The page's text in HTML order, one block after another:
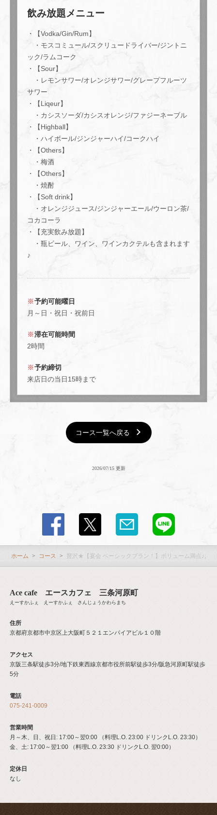
飲み放題メニュー
・【Vodka/Gin/Rum】
・モスコミュール/スクリュードライバー/ジントニ
ック/ラムコーク
・【Sour】
・レモンサワー/オレンジサワー/グレープフルーツ
サワー
・【Liqeur】
・カシスソーダ/カシスオレンジ/ファジーネーブル
・【Highball】
・ハイボール/ジンジャーハイ/コークハイ
・【Others】
・梅酒
・【Others】
・焼酎
・【Soft drink】
・オレンジジュース/ジンジャーエール/ウーロン茶/
コカコーラ
・【充実飲み放題】
・瓶ビール、ワイン、ワインカクテルも含まれます
♪
予約可能曜日
月～日・祝日・祝前日
滞在可能時間
2時間
予約締切
来店日の当日15時まで
コース一覧へ戻る
2026/07/15 更新
ホーム コース 贅沢★【宴会 ベーシックプラン！】ボリューム満点♪お
Ace cafe エースカフェ 三条河原町
えーすかふぇ えーすかふぇ さんじょうかわらまち
住所
京都府京都市中京区上大阪町５２１エンパイアビル１０階
アクセス
京阪三条駅徒歩3分/地下鉄東西線京都市役所前駅徒歩3分/阪急河原町駅徒歩
5分
電話
075-241-0009
営業時間
月～木、日、祝日: 17:00～翌0:00 （料理L.O. 23:00 ドリンクL.O. 23:30）
金、土: 17:00～翌1:00 （料理L.O. 23:30 ドリンクL.O. 翌0:00）
定休日
なし
この店舗情報をシェアする
贅沢★【宴会 ベーシックプラン！】ボリューム満点♪お料
理7品と飲み放題90分！ | Ace cafe エースカフェ 三条河
原町
京都府京都市中京区上大阪町５２１エンパイアビル１０階
https://acecafe.owst.jp/courses/63724376